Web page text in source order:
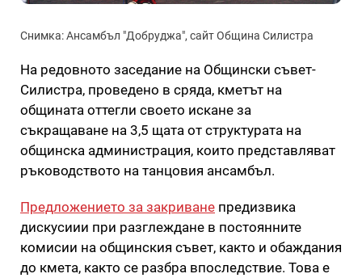
Снимка: Ансамбъл "Добруджа", сайт Община Силистра
На редовното заседание на Общински съвет-
Силистра, проведено в сряда, кметът на
общината оттегли своето искане за
съкращаване на 3,5 щата от структурата на
общинска администрация, които представляват
ръководството на танцовия ансамбъл.
Предложението за закриване предизвика
дискусиии при разглеждане в постоянните
комисии на общинския съвет, както и обаждания
до кмета, както се разбра впоследствие. Това е